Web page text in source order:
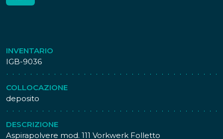
INVENTARIO
IGB-9036
COLLOCAZIONE
deposito
DESCRIZIONE
Aspirapolvere mod. 111 Vorkwerk Folletto